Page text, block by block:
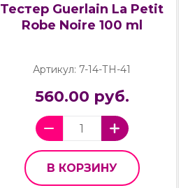
Тестер Guerlain La Petit
Robe Noire 100 ml
Артикул: 7-14-ТН-41
560.00 руб.
В КОРЗИНУ